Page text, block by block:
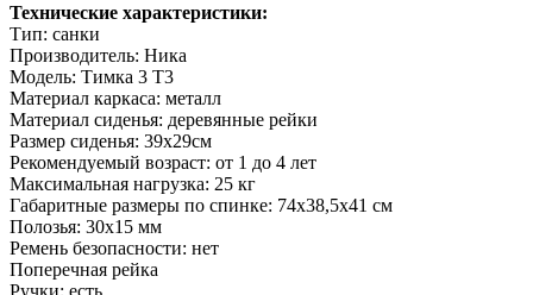
Технические характеристики:
Тип: санки
Производитель: Ника
Модель: Тимка 3 Т3
Материал каркаса: металл
Материал сиденья: деревянные рейки
Размер сиденья: 39х29см
Рекомендуемый возраст: от 1 до 4 лет
Максимальная нагрузка: 25 кг
Габаритные размеры по спинке: 74х38,5х41 см
Полозья: 30х15 мм
Ремень безопасности: нет
Поперечная рейка
Ручки: есть